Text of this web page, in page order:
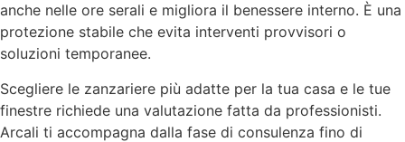
anche nelle ore serali e migliora il benessere interno. È una
protezione stabile che evita interventi provvisori o
soluzioni temporanee.
Scegliere le zanzariere più adatte per la tua casa e le tue
finestre richiede una valutazione fatta da professionisti.
Arcali ti accompagna dalla fase di consulenza fino di